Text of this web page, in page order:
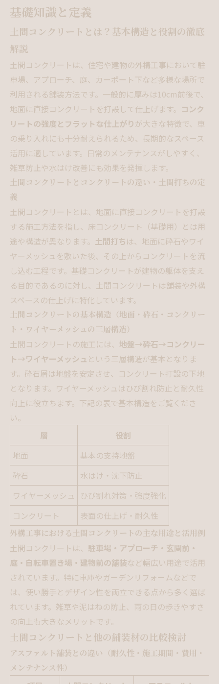
基礎知識と定義
土間コンクリートとは？基本構造と役割の徹底
解説
土間コンクリートは、住宅や建物の外構工事において駐
車場、アプローチ、庭、カーポート下など多様な場所で
利用される舗装方法です。一般的に厚みは10cm前後で、
地面に直接コンクリートを打設して仕上げます。 コンク
リートの強度とフラットな仕上がりが大きな特徴で、車
の乗り入れにも十分耐えられるため、長期的なスペース
活用に適しています。日常のメンテナンスがしやすく、
雑草防止や水はけ改善にも効果を発揮します。
土間コンクリートとコンクリートの違い・土間打ちの定
義
土間コンクリートとは、地面に直接コンクリートを打設
する施工方法を指し、床コンクリート（基礎用）とは用
途や構造が異なります。 土間打ちは、地面に砕石やワイ
ヤーメッシュを敷いた後、その上からコンクリートを流
し込む工程です。基礎コンクリートが建物の躯体を支え
る目的であるのに対し、土間コンクリートは舗装や外構
スペースの仕上げに特化しています。
土間コンクリートの基本構造（地面・砕石・コンクリー
ト・ワイヤーメッシュの三層構造）
土間コンクリートの施工には、 地盤→砕石→コンクリー
ト→ワイヤーメッシュ という三層構造が基本となりま
す。砕石層は地盤を安定させ、コンクリート打設の下地
となります。ワイヤーメッシュはひび割れ防止と耐久性
向上に役立ちます。下記の表で基本構造をご覧くださ
い。
層
役割
地面
基本の支持地盤
砕石
水はけ・沈下防止
ワイヤーメッシュ
ひび割れ対策・強度強化
コンクリート
表面の仕上げ・耐久性
外構工事における土間コンクリートの主な用途と活用例
土間コンクリートは、 駐車場・アプローチ・玄関前・
庭・自転車置き場・建物前の舗装など幅広い用途で活用
されています。特に車庫やガーデンリフォームなどで
は、使い勝手とデザイン性を両立できる点から多く選ば
れています。雑草や泥はねの防止、雨の日の歩きやすさ
の向上も大きなメリットです。
土間コンクリートと他の舗装材の比較検討
アスファルト舗装との違い（耐久性・施工期間・費用・
メンテナンス性）